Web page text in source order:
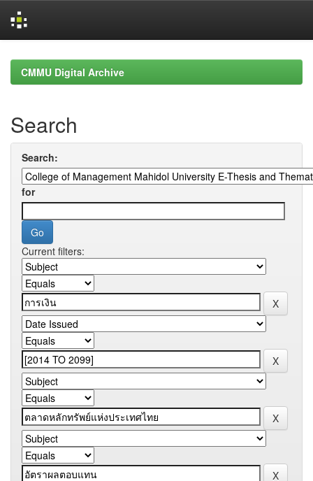
navigationCMMU Digital Archive
Search
Search:
for
Current filters: